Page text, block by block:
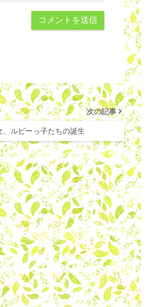
次の記事
、ルビーっ子たちの誕生